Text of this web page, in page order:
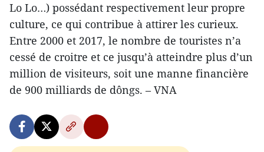
Lo Lo…) possédant respectivement leur propre
culture, ce qui contribue à attirer les curieux.
Entre 2000 et 2017, le nombre de touristes n’a
cessé de croitre et ce jusqu’à atteindre plus d’un
million de visiteurs, soit une manne financière
de 900 milliards de dôngs. – VNA